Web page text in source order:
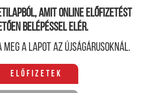
amit online előfizetést
belépéssel elér.
meg a lapot az újságárusoknál.
Előfizetek